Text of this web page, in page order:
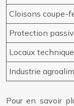
Cloisons coupe-
Protection
Locaux
Industrie
Pour en savoir